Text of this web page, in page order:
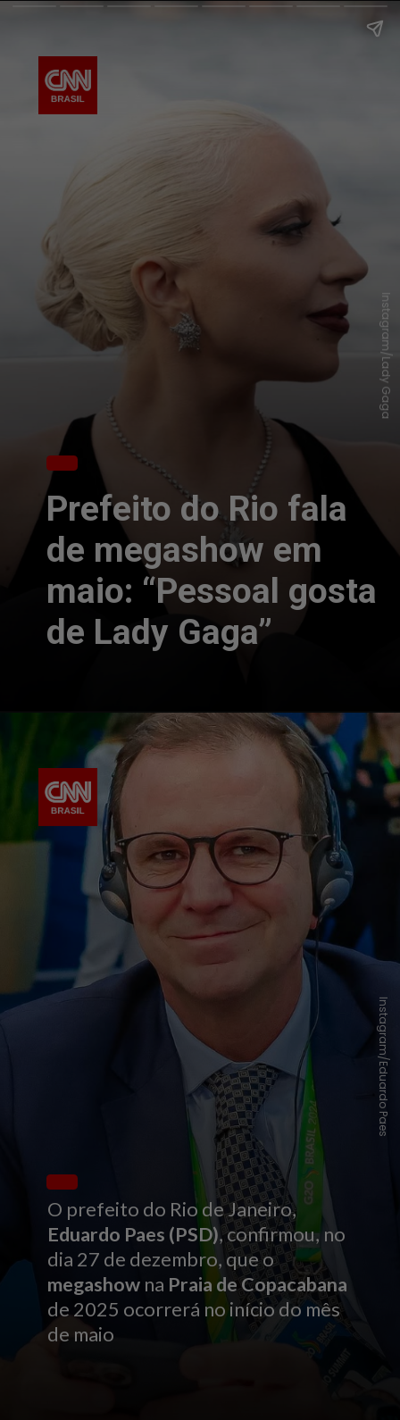
Prefeito do Rio fala
de megashow em
maio: “Pessoal gosta
de Lady Gaga”
Instagram/Lady Gaga
O prefeito do Rio de Janeiro,
Eduardo Paes (PSD), confirmou, no
dia 27 de dezembro, que o
megashow na Praia de Copacabana
de 2025 ocorrerá no início do mês
de maio
Instagram/Eduardo Paes